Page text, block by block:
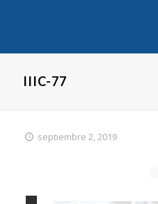
IIIC-77
septiembre 2, 2019